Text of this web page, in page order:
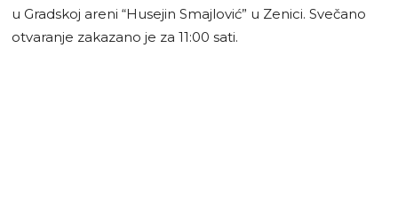
u Gradskoj areni “Husejin Smajlović” u Zenici. Svečano
otvaranje zakazano je za 11:00 sati.